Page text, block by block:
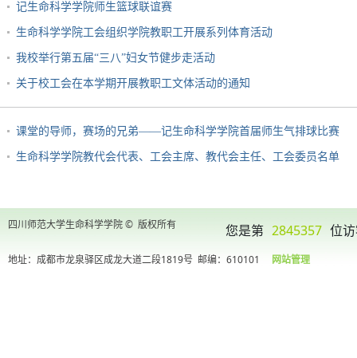
记生命科学学院师生篮球联谊赛
生命科学学院工会组织学院教职工开展系列体育活动
我校举行第五届“三八”妇女节健步走活动
关于校工会在本学期开展教职工文体活动的通知
课堂的导师，赛场的兄弟——记生命科学学院首届师生气排球比赛
生命科学学院教代会代表、工会主席、教代会主任、工会委员名单
四川师范大学生命科学学院 © 版权所有
地址：成都市龙泉驿区成龙大道二段1819号 邮编：610101 网站管理
您是第 2845357 位